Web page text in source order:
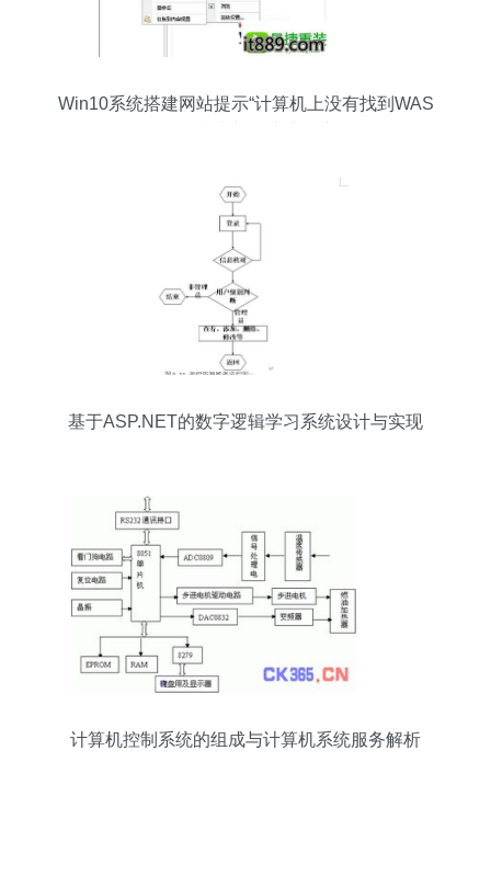
Win10系统搭建网站提示“计算机上没有找到WAS
基于ASP.NET的数字逻辑学习系统设计与实现
计算机控制系统的组成与计算机系统服务解析